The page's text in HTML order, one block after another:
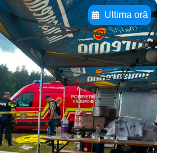
Ultima oră
textul pentru
aici
aici
aici